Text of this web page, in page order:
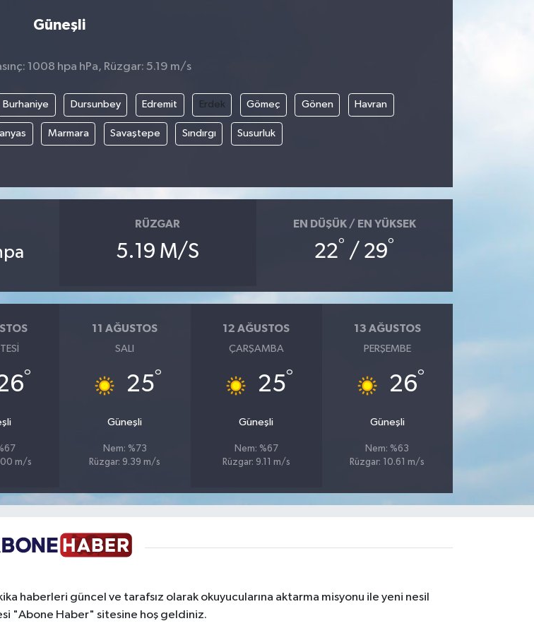
Güneşli
1008 hpa hPa, Rüzgar: 5.19 m/s
Burhaniye Dursunbey Edremit Erdek Gömeç Gönen Havran
Marmara Savaştepe Sındırgı Susurluk
RÜZGAR
5.19 M/S
EN DÜŞÜK / EN YÜKSEK
22° / 29°
°
m/s
11 AĞUSTOS
SALI
25°
Güneşli
Nem: %73
Rüzgar: 9.39 m/s
12 AĞUSTOS
ÇARŞAMBA
25°
Güneşli
Nem: %67
Rüzgar: 9.11 m/s
13 AĞUSTOS
PERŞEMBE
26°
Güneşli
Nem: %63
Rüzgar: 10.61 m/s
haberleri güncel ve tarafsız olarak okuyucularına aktarma misyonu ile yeni nesil
"Abone Haber" sitesine hoş geldiniz.